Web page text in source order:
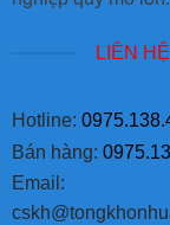
LIÊN HỆ
Hotline:
Bán hàng:
Email: